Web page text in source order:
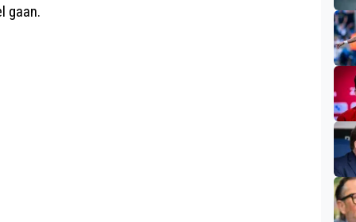
gaan.